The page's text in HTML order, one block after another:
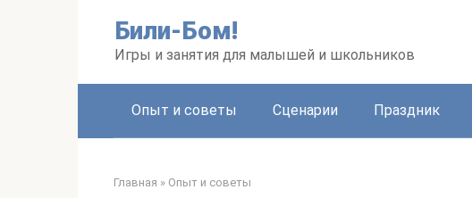
Били-Бом!
Игры и занятия для малышей и школьников
Опыт и советы Сценарии Праздник
Главная » Опыт и советы